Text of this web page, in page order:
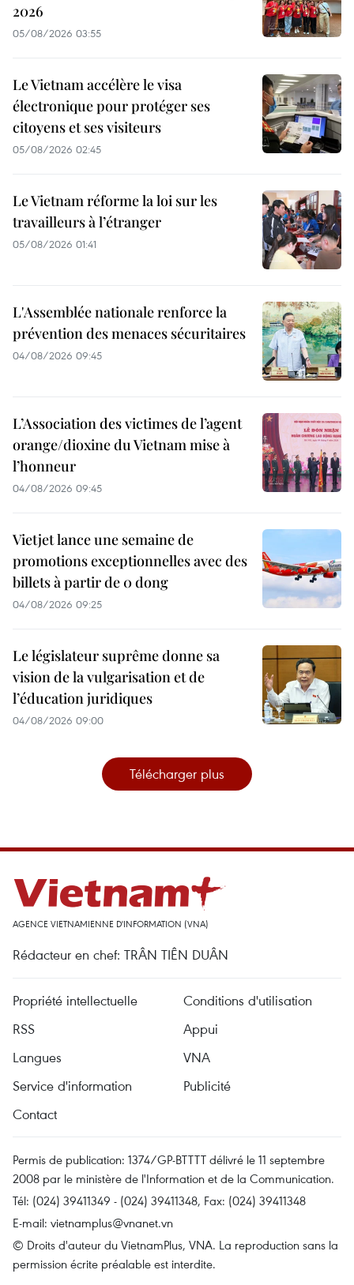
2026
05/08/2026 03:55
Le Vietnam accélère le visa
électronique pour protéger ses
citoyens et ses visiteurs
05/08/2026 02:45
Le Vietnam réforme la loi sur les
travailleurs à l’étranger
05/08/2026 01:41
L'Assemblée nationale renforce la
prévention des menaces sécuritaires
04/08/2026 09:45
L’Association des victimes de l’agent
orange/dioxine du Vietnam mise à
l’honneur
04/08/2026 09:45
Vietjet lance une semaine de
promotions exceptionnelles avec des
billets à partir de 0 dong
04/08/2026 09:25
Le législateur suprême donne sa
vision de la vulgarisation et de
l’éducation juridiques
04/08/2026 09:00
Télécharger plus
AGENCE VIETNAMIENNE D'INFORMATION (VNA)
Rédacteur en chef: TRÂN TIÊN DUÂN
Propriété intellectuelle
Conditions d'utilisation
RSS
Appui
Langues
VNA
Service d'information
Publicité
Contact
Permis de publication: 1374/GP-BTTTT délivré le 11 septembre
2008 par le ministère de l'Information et de la Communication.
Tél: (024) 39411349 - (024) 39411348, Fax: (024) 39411348
E-mail: vietnamplus@vnanet.vn
© Droits d'auteur du VietnamPlus, VNA. La reproduction sans la
permission écrite préalable est interdite.